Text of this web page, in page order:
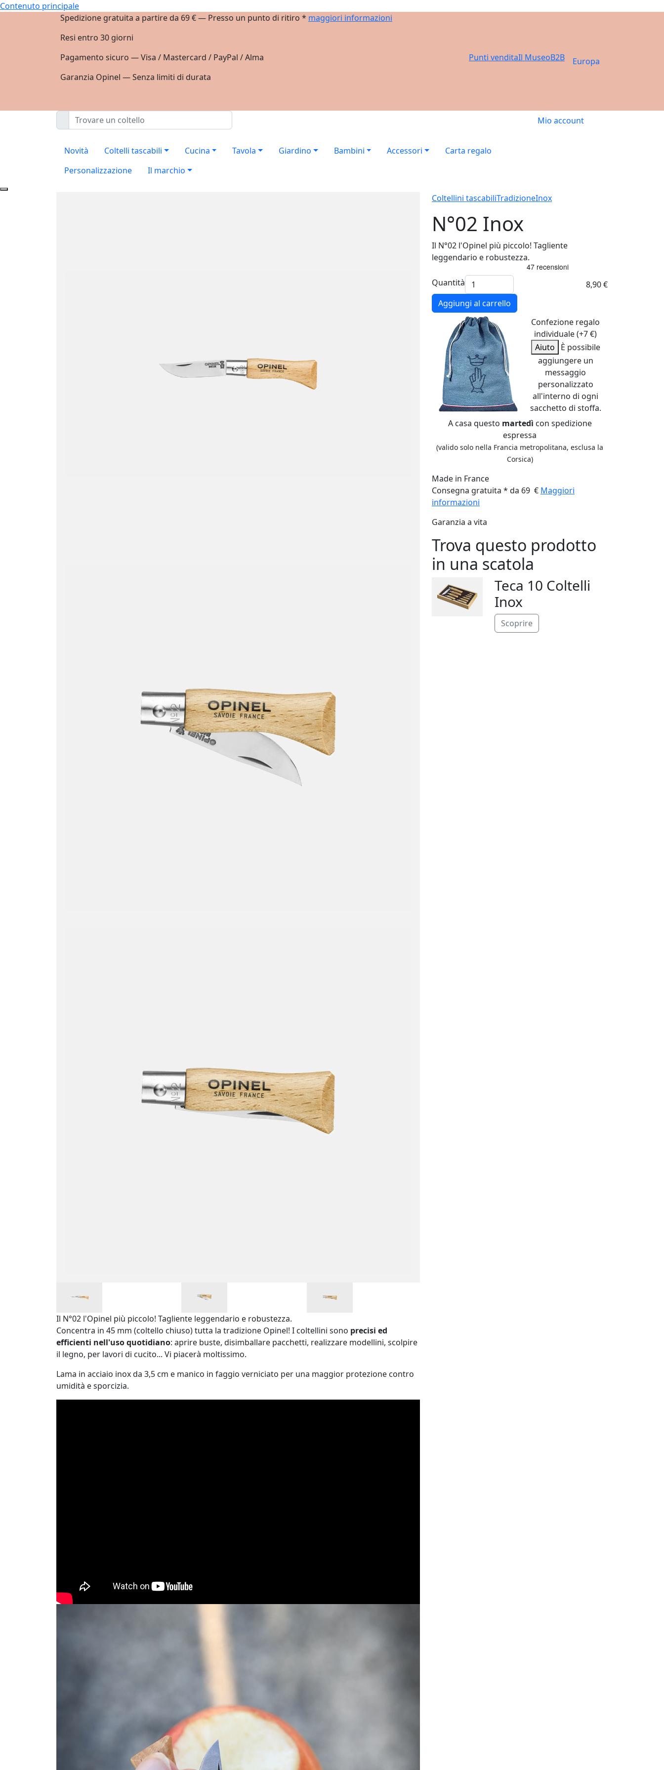
Contenuto principale
Spedizione gratuita a partire da 69 € — Presso un punto di ritiro * maggiori informazioni
Resi entro 30 giorni
Pagamento sicuro — Visa / Mastercard / PayPal / Alma
Garanzia Opinel — Senza limiti di durata
Punti venditaIl MuseoB2B Europa
Mio account
Novità Coltelli tascabili Cucina Tavola Giardino Bambini Accessori
Carta regalo
Personalizzazione
Il marchio
Coltellini tascabiliTradizioneInox
N°02 Inox
Il N°02 l'Opinel più piccolo! Tagliente
leggendario e robustezza.
Quantità
8,90 €
Aggiungi al carrello
Confezione regalo
individuale (+7 €)
Aiuto
È possibile
aggiungere un
messaggio
personalizzato
all'interno di ogni
sacchetto di stoffa.
A casa questo martedì con spedizione
espressa
(valido solo nella Francia metropolitana, esclusa la
Corsica)
Made in France
Consegna gratuita * da 69 € Maggiori
informazioni
Garanzia a vita
Trova questo prodotto
in una scatola
Teca 10 Coltelli
Inox
Scoprire
Il N°02 l'Opinel più piccolo! Tagliente leggendario e robustezza.
Concentra in 45 mm (coltello chiuso) tutta la tradizione Opinel! I coltellini sono precisi ed
efficienti nell'uso quotidiano: aprire buste, disimballare pacchetti, realizzare modellini, scolpire
il legno, per lavori di cucito... Vi piacerà moltissimo.
Lama in acciaio inox da 3,5 cm e manico in faggio verniciato per una maggior protezione contro
umidità e sporcizia.